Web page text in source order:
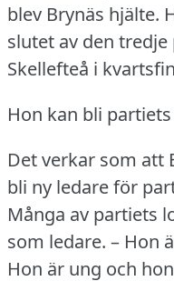
blev Brynäs hjälte.
slutet av den tredje
Skellefteå i
Hon kan bli
Det verkar som att
bli ny ledare för
Många av partiets
som ledare. – Hon
Hon är ung och